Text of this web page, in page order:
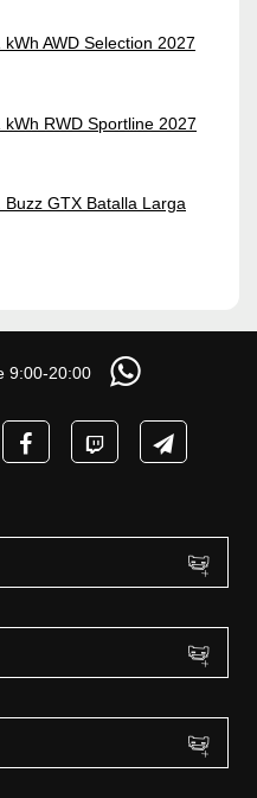
AWD Selection 2027
kWh RWD Sportline 2027
Buzz GTX Batalla Larga
9:00-20:00